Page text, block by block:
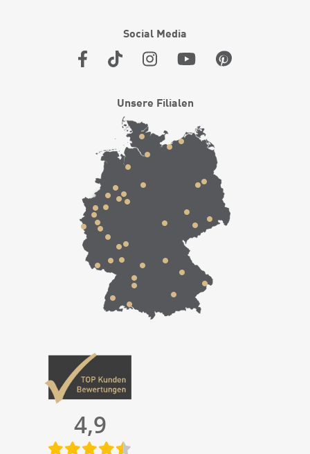
Social Media
Unsere Filialen
4,9